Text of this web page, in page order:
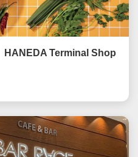
Terminal Shop